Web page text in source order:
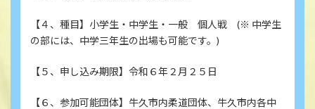
【４、種目】小学生・中学生・一般 個人戦 (※ 中学生
の部には、中学三年生の出場も可能です。)
【５、申し込み期限】令和６年２月２５日
【６、参加可能団体】牛久市内柔道団体、牛久市内各中